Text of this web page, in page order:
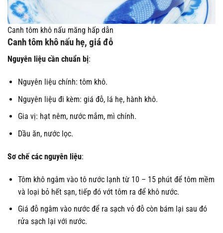
Canh tôm khô nấu măng hấp dẫn
Canh tôm khô nấu hẹ, giá đỗ
Nguyên liệu cần chuẩn bị:
Nguyên liệu chính: tôm khô.
Nguyên liệu đi kèm: giá đỗ, lá hẹ, hành khô.
Gia vị: hạt nêm, nước mắm, mì chính.
Dầu ăn, nước lọc.
Sơ chế các nguyên liệu:
Tôm khô ngâm vào tô nước lạnh từ 10 – 15 phút để tôm mềm
và loại bỏ hết sạn, tiếp đó vớt tôm ra để khô nước.
Giá đỗ ngâm vào nước để ra sạch vỏ đỗ còn bám lại sau đó
rửa sạch lại với nước.